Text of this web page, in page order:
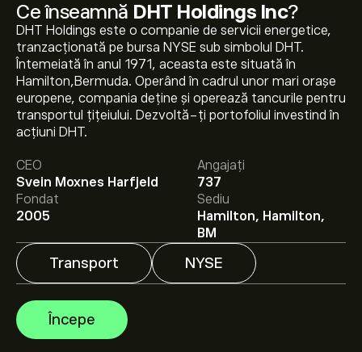
Ce înseamnă DHT Holdings Inc?
DHT Holdings este o companie de servicii energetice,
tranzacționată pe bursa NYSE sub simbolul DHT.
Întemeiată în anul 1971, aceasta este situată în
Hamilton,Bermuda. Operând în cadrul unor mari orașe
europene, compania deține și operează tancurile pentru
transportul țițeiului. Dezvoltă-ți portofoliul investind în
acțiuni DHT.
CEO
Svein Moxnes Harfjeld
Angajați
737
Fondat
2005
Sediu
Hamilton, Hamilton,
BM
Transport NYSE
Începe
Prețul actual al acțiunilor DHT este 17.88‎$‎.
Prețul țintă mediu pentru acțiunile DHT Holdings Inc
este 17.88‎$‎.Creează-ți un contpe eToro pentru
previziunile analiștilor și ținte de preț.
Analiștii oferă previziuni pentru acțiunile DHT Holdings
Inc bazate pe tendințele pieței, rapoarte financiare și
creșterea estimată. Verifică cele mai recente previziuni
2.88B‎$‎